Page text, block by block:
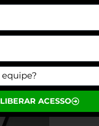
LIBERAR ACESSO